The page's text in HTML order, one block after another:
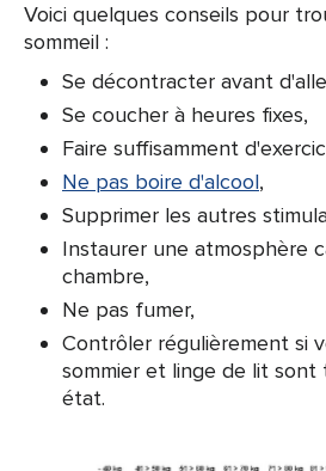
Voici quelques conseils pour
sommeil :
Se décontracter avant
Se coucher à heures fixes,
Faire suffisamment
Ne pas boire d'alcool,
Supprimer les autres
Instaurer une atmosphère
chambre,
Ne pas fumer,
Contrôler régulièrement si
sommier et linge de lit sont
état.